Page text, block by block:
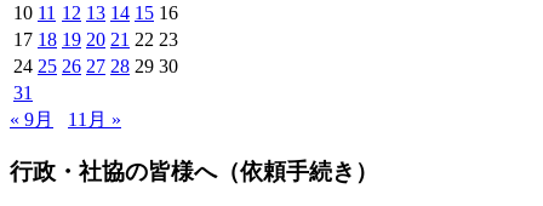
10 11 12 13 14 15 16
17 18 19 20 21 22 23
24 25 26 27 28 29 30
31
« 9月
11月 »
行政・社協の皆様へ（依頼手続き）